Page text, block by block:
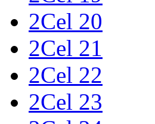
2Cel 20
2Cel 21
2Cel 22
2Cel 23